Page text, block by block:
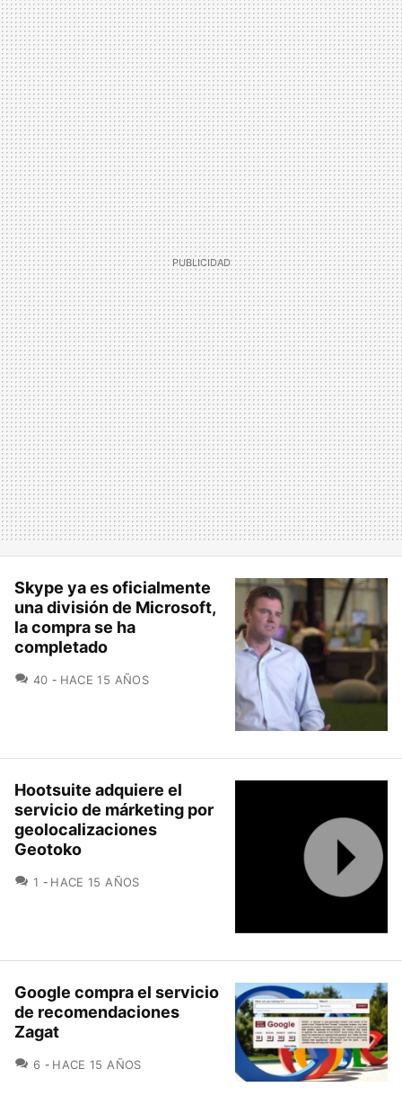
Skype ya es oficialmente
una división de Microsoft,
la compra se ha
completado
40 COMENTARIOS
HACE 15 AÑOS
Hootsuite adquiere el
servicio de márketing por
geolocalizaciones
Geotoko
1 COMENTARIOS
HACE 15 AÑOS
Google compra el servicio
de recomendaciones
Zagat
6 COMENTARIOS
HACE 15 AÑOS